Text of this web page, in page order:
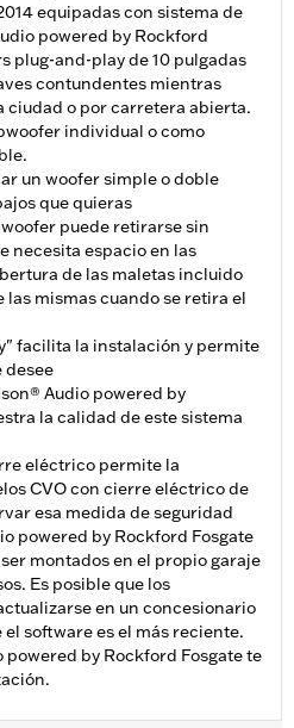
equipadas con sistema de
powered by Rockford
plug-and-play de 10 pulgadas
contundentes mientras
ciudad o por carretera abierta.
individual o como
un woofer simple o doble
que quieras
puede retirarse sin
necesita espacio en las
de las maletas incluido
mismas cuando se retira el
facilita la instalación y permite
desee
Audio powered by
la calidad de este sistema
eléctrico permite la
CVO con cierre eléctrico de
esa medida de seguridad
powered by Rockford Fosgate
montados en el propio garaje
Es posible que los
en un concesionario
software es el más reciente.
powered by Rockford Fosgate te